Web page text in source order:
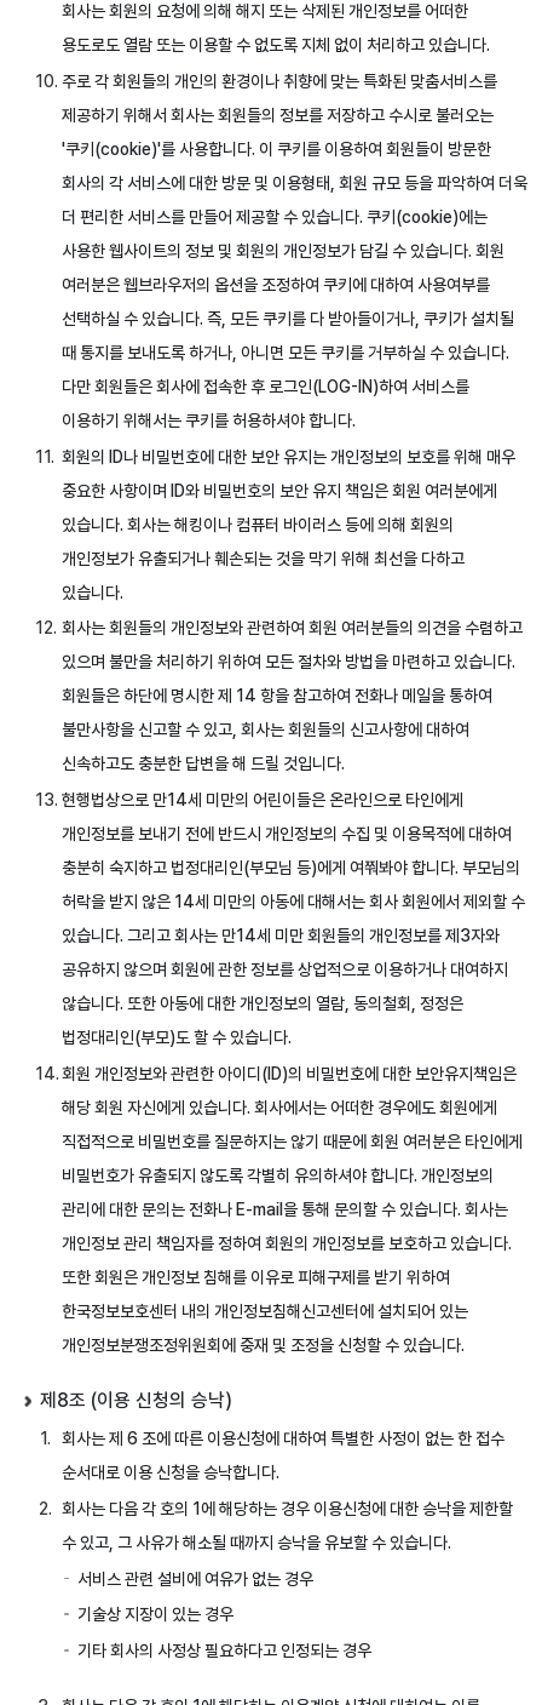
회사는 회원의 요청에 의해 해지 또는 삭제된 개인정보를 어떠한
용도로도 열람 또는 이용할 수 없도록 지체 없이 처리하고 있습니다.
주로 각 회원들의 개인의 환경이나 취향에 맞는 특화된 맞춤서비스를
제공하기 위해서 회사는 회원들의 정보를 저장하고 수시로 불러오는
'쿠키(cookie)'를 사용합니다. 이 쿠키를 이용하여 회원들이 방문한
회사의 각 서비스에 대한 방문 및 이용형태, 회원 규모 등을 파악하여 더욱
더 편리한 서비스를 만들어 제공할 수 있습니다. 쿠키(cookie)에는
사용한 웹사이트의 정보 및 회원의 개인정보가 담길 수 있습니다. 회원
여러분은 웹브라우저의 옵션을 조정하여 쿠키에 대하여 사용여부를
선택하실 수 있습니다. 즉, 모든 쿠키를 다 받아들이거나, 쿠키가 설치될
때 통지를 보내도록 하거나, 아니면 모든 쿠키를 거부하실 수 있습니다.
다만 회원들은 회사에 접속한 후 로그인(LOG-IN)하여 서비스를
이용하기 위해서는 쿠키를 허용하셔야 합니다.
회원의 ID나 비밀번호에 대한 보안 유지는 개인정보의 보호를 위해 매우
중요한 사항이며 ID와 비밀번호의 보안 유지 책임은 회원 여러분에게
있습니다. 회사는 해킹이나 컴퓨터 바이러스 등에 의해 회원의
개인정보가 유출되거나 훼손되는 것을 막기 위해 최선을 다하고
있습니다.
회사는 회원들의 개인정보와 관련하여 회원 여러분들의 의견을 수렴하고
있으며 불만을 처리하기 위하여 모든 절차와 방법을 마련하고 있습니다.
회원들은 하단에 명시한 제 14 항을 참고하여 전화나 메일을 통하여
불만사항을 신고할 수 있고, 회사는 회원들의 신고사항에 대하여
신속하고도 충분한 답변을 해 드릴 것입니다.
현행법상으로 만14세 미만의 어린이들은 온라인으로 타인에게
개인정보를 보내기 전에 반드시 개인정보의 수집 및 이용목적에 대하여
충분히 숙지하고 법정대리인(부모님 등)에게 여쭤봐야 합니다. 부모님의
허락을 받지 않은 14세 미만의 아동에 대해서는 회사 회원에서 제외할 수
있습니다. 그리고 회사는 만14세 미만 회원들의 개인정보를 제3자와
공유하지 않으며 회원에 관한 정보를 상업적으로 이용하거나 대여하지
않습니다. 또한 아동에 대한 개인정보의 열람, 동의철회, 정정은
법정대리인(부모)도 할 수 있습니다.
회원 개인정보와 관련한 아이디(ID)의 비밀번호에 대한 보안유지책임은
해당 회원 자신에게 있습니다. 회사에서는 어떠한 경우에도 회원에게
직접적으로 비밀번호를 질문하지는 않기 때문에 회원 여러분은 타인에게
비밀번호가 유출되지 않도록 각별히 유의하셔야 합니다. 개인정보의
관리에 대한 문의는 전화나 E-mail을 통해 문의할 수 있습니다. 회사는
개인정보 관리 책임자를 정하여 회원의 개인정보를 보호하고 있습니다.
또한 회원은 개인정보 침해를 이유로 피해구제를 받기 위하여
한국정보보호센터 내의 개인정보침해신고센터에 설치되어 있는
개인정보분쟁조정위원회에 중재 및 조정을 신청할 수 있습니다.
제8조 (이용 신청의 승낙)
회사는 제 6 조에 따른 이용신청에 대하여 특별한 사정이 없는 한 접수
순서대로 이용 신청을 승낙합니다.
회사는 다음 각 호의 1에 해당하는 경우 이용신청에 대한 승낙을 제한할
수 있고, 그 사유가 해소될 때까지 승낙을 유보할 수 있습니다.
서비스 관련 설비에 여유가 없는 경우
기술상 지장이 있는 경우
기타 회사의 사정상 필요하다고 인정되는 경우